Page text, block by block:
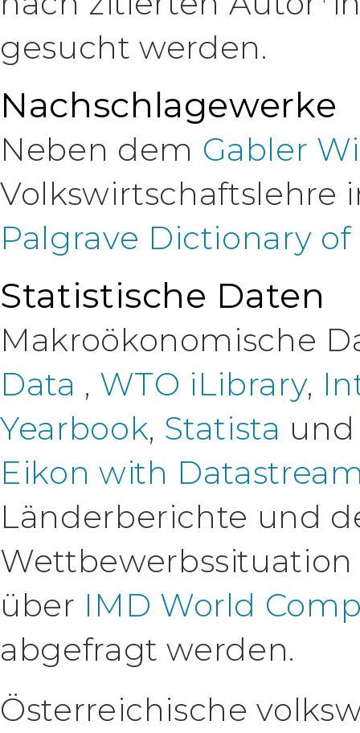
gesucht werden.
Nachschlagewerke
Neben dem Gabler
Volkswirtschaftslehre
Palgrave Dictionary
Statistische Daten
Makroökonomische
Data , WTO iLibrary,
Yearbook, Statista
Eikon with
Länderberichte und
über IMD World
abgefragt werden.
Österreichische